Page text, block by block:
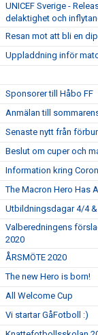
UNICEF Sverige -
delaktighet och
Resan mot att bli en
Uppladdning inför
Sponsorer till Håbo FF
Anmälan till
Senaste nytt från
Beslut om cuper och
Information kring
The Macron Hero Has
Utbildningsdagar 4/4
Valberedningens
2020
ÅRSMÖTE 2020
The new Hero is born!
All Welcome Cup
Vi startar GåFotboll :)